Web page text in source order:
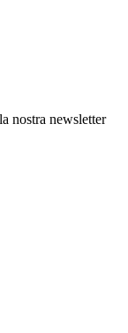
nostra newsletter